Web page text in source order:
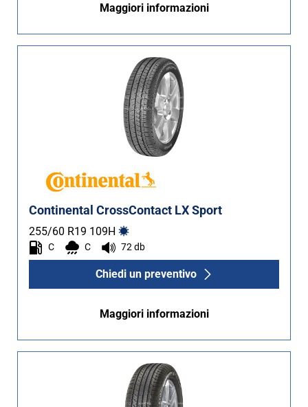
Maggiori informazioni
Continental CrossContact LX Sport
255/60 R19 109H
C C 72 db
Chiedi un preventivo
Maggiori informazioni